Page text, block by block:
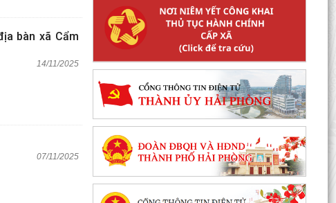
bàn xã Cẩm
14/11/2025
07/11/2025